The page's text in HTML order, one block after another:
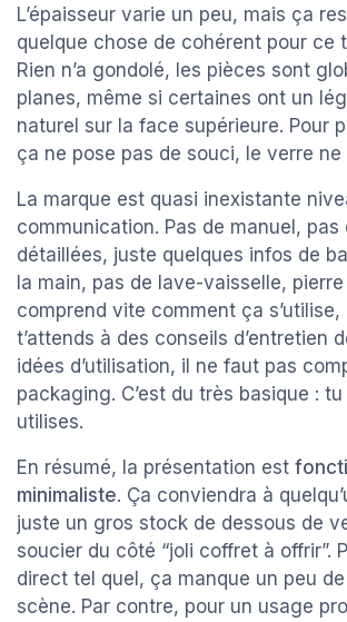
L’épaisseur varie un peu, mais ça
quelque chose de cohérent pour ce
Rien n’a gondolé, les pièces sont
planes, même si certaines ont un
naturel sur la face supérieure. Pour
ça ne pose pas de souci, le verre ne
La marque est quasi inexistante
communication. Pas de manuel, pas
détaillées, juste quelques infos de
la main, pas de lave-vaisselle,
comprend vite comment ça s’utilise,
t’attends à des conseils d’entretien
idées d’utilisation, il ne faut pas
packaging. C’est du très basique :
utilises.
En résumé, la présentation est
minimaliste. Ça conviendra à
juste un gros stock de dessous de
soucier du côté “joli coffret à offrir”.
direct tel quel, ça manque un peu
scène. Par contre, pour un usage